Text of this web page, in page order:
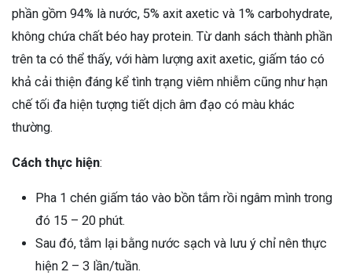
phần gồm 94% là nước, 5% axit axetic và 1% carbohydrate,
không chứa chất béo hay protein. Từ danh sách thành phần
trên ta có thể thấy, với hàm lượng axit axetic, giấm táo có
khả cải thiện đáng kể tình trạng viêm nhiễm cũng như hạn
chế tối đa hiện tượng tiết dịch âm đạo có màu khác
thường.
Cách thực hiện:
Pha 1 chén giấm táo vào bồn tắm rồi ngâm mình trong
đó 15 – 20 phút.
Sau đó, tắm lại bằng nước sạch và lưu ý chỉ nên thực
hiện 2 – 3 lần/tuần.